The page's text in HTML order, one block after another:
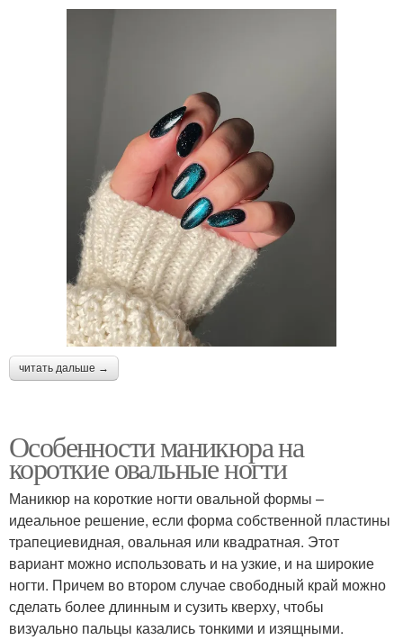
читать дальше →
Особенности маникюра на
короткие овальные ногти
Маникюр на короткие ногти овальной формы –
идеальное решение, если форма собственной пластины
трапециевидная, овальная или квадратная. Этот
вариант можно использовать и на узкие, и на широкие
ногти. Причем во втором случае свободный край можно
сделать более длинным и сузить кверху, чтобы
визуально пальцы казались тонкими и изящными.